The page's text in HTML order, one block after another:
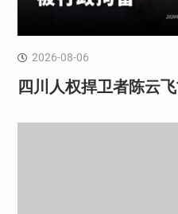
2026-08-06
四川人权捍卫者陈云